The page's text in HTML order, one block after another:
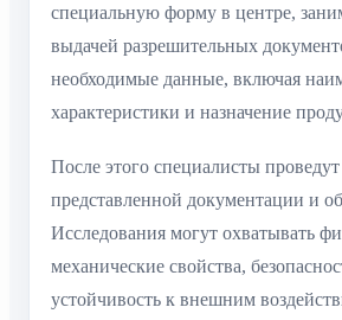
специальную форму в центре,
выдачей разрешительных
необходимые данные, включая
характеристики и назначение
После этого специалисты проведут
представленной документации и
Исследования могут охватывать
механические свойства,
устойчивость к внешним